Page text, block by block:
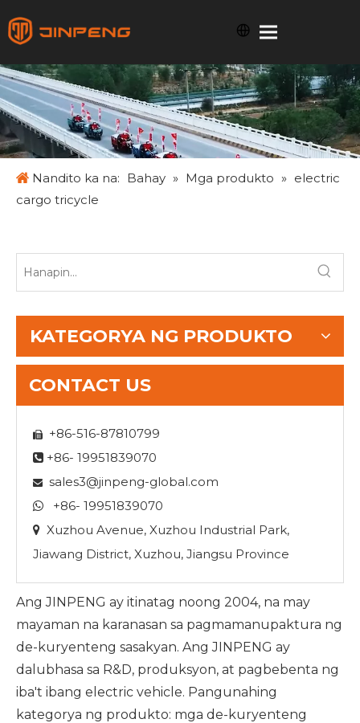
Nandito ka na: Bahay » Mga produkto » electric
cargo tricycle
KATEGORYA NG PRODUKTO
CONTACT US
 +86-516-87810799
 +86- 19951839070
 sales3@jinpeng-global.com
 +86- 19951839070
 Xuzhou Avenue, Xuzhou Industrial Park,
Jiawang District, Xuzhou, Jiangsu Province
Ang JINPENG ay itinatag noong 2004, na may
mayaman na karanasan sa pagmamanupaktura ng
de-kuryenteng sasakyan. Ang JINPENG ay
dalubhasa sa R&D, produksyon, at pagbebenta ng
iba't ibang electric vehicle. Pangunahing
kategorya ng produkto: mga de-kuryenteng